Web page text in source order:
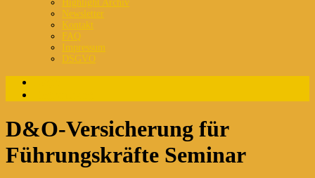
Highlight Archiv
Newsletter
Kontakt
FAQ
Impressum
DSGVO
D&O-Versicherung für
Führungskräfte Seminar